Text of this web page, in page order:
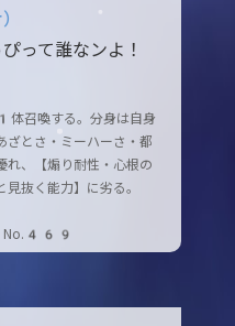
ぴって誰なンよ！
体召喚する。分身は自身
ざとさ・ミーハーさ・都
れ、【煽り耐性・心根の
見抜く能力】に劣る。